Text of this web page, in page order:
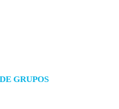
GRUPOS